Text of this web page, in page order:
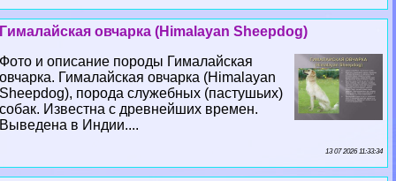
Гималайская овчарка (Himalayan Sheepdog)
Фото и описание породы Гималайская
овчарка. Гималайская овчарка (Himalayan
Sheepdog), порода служебных (пастушьих)
собак. Известна с древнейших времен.
Выведена в Индии....
13 07 2026 11:33:34